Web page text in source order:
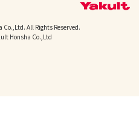
All Rights Reserved.
Honsha Co.,Ltd